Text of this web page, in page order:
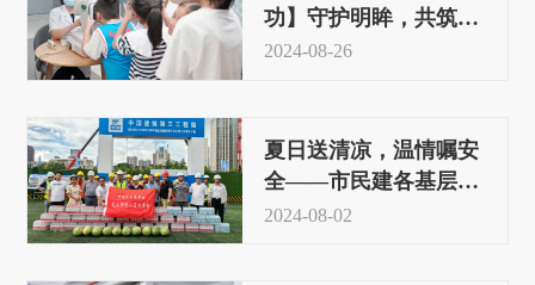
功】守护明眸，共筑未
来 民建硚口区委与宝丰
2024-08-26
夏日送清凉，温情嘱安
全——市民建各基层组
织广泛开展夏送清凉慰
2024-08-02